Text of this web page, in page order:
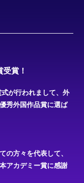
賞！
が行われまして、外
秀外国作品賞に選ば
の方々を代表して、
アカデミー賞に感謝